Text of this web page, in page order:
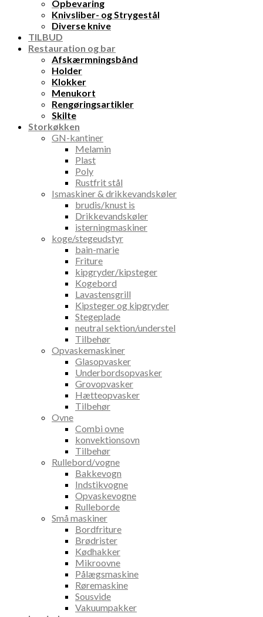
Opbevaring
Knivsliber- og Strygestål
Diverse knive
TILBUD
Restauration og bar
Afskærmningsbånd
Holder
Klokker
Menukort
Rengøringsartikler
Skilte
Storkøkken
GN-kantiner
Melamin
Plast
Poly
Rustfrit stål
Ismaskiner & drikkevandskøler
brudis/knust is
Drikkevandskøler
isterningmaskiner
koge/stegeudstyr
bain-marie
Friture
kipgryder/kipsteger
Kogebord
Lavastensgrill
Kipsteger og kipgryder
Stegeplade
neutral sektion/understel
Tilbehør
Opvaskemaskiner
Glasopvasker
Underbordsopvasker
Grovopvasker
Hætteopvasker
Tilbehør
Ovne
Combi ovne
konvektionsovn
Tilbehør
Rullebord/vogne
Bakkevogn
Indstikvogne
Opvaskevogne
Rulleborde
Små maskiner
Bordfriture
Brødrister
Kødhakker
Mikroovne
Pålægsmaskine
Røremaskine
Sousvide
Vakuumpakker